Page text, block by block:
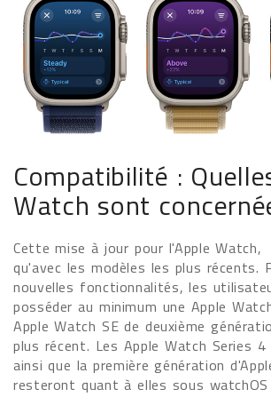
Compatibilité :
Watch sont
Cette mise à jour pour l'Apple Watch,
qu'avec les modèles les plus récents.
nouvelles fonctionnalités, les
posséder au minimum une Apple
Apple Watch SE de deuxième
plus récent. Les Apple Watch Series
ainsi que la première génération
resteront quant à elles sous